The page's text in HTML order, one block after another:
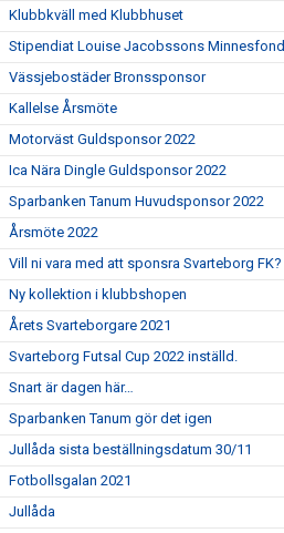
Klubbkväll med Klubbhuset
Stipendiat Louise Jacobssons Minnesfond
Vässjebostäder Bronssponsor
Kallelse Årsmöte
Motorväst Guldsponsor 2022
Ica Nära Dingle Guldsponsor 2022
Sparbanken Tanum Huvudsponsor 2022
Årsmöte 2022
Vill ni vara med att sponsra Svarteborg FK?
Ny kollektion i klubbshopen
Årets Svarteborgare 2021
Svarteborg Futsal Cup 2022 inställd.
Snart är dagen här…
Sparbanken Tanum gör det igen
Jullåda sista beställningsdatum 30/11
Fotbollsgalan 2021
Jullåda